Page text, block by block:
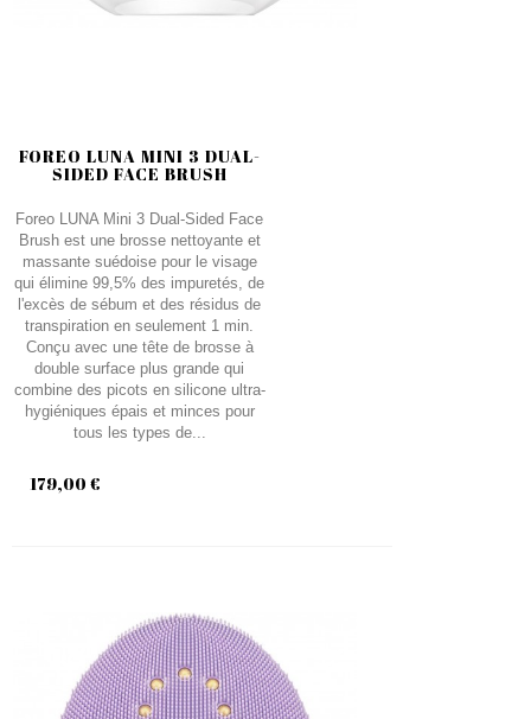
FOREO LUNA MINI 3 DUAL-
SIDED FACE BRUSH
Foreo LUNA Mini 3 Dual-Sided Face
Brush est une brosse nettoyante et
massante suédoise pour le visage
qui élimine 99,5% des impuretés, de
l'excès de sébum et des résidus de
transpiration en seulement 1 min.
Conçu avec une tête de brosse à
double surface plus grande qui
combine des picots en silicone ultra-
hygiéniques épais et minces pour
tous les types de...
179,00 €